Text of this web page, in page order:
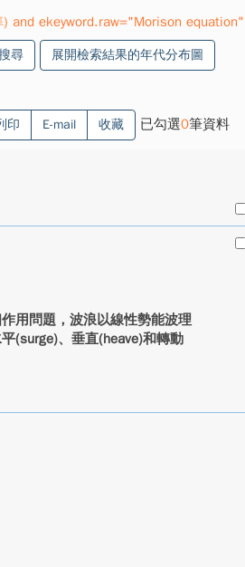
and ekeyword.raw="Morison equation"
尋 展開檢索結果的年代分布圖
印 E-mail 收藏 已勾選0筆資料
用問題，波浪以線性勢能波理
(surge)、垂直(heave)和轉動